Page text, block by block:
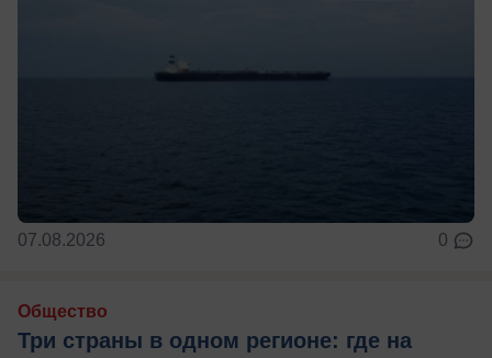
07.08.2026 0
Общество
Три страны в одном регионе: где на